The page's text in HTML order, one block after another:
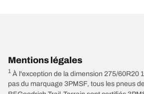
Mentions légales
1 À l'exception de la dimension 275/60R20
pas du marquage 3PMSF, tous les pneus